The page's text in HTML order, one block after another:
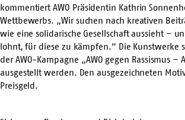
kommentiert AWO Präsidentin Kathrin
Wettbewerbs. „Wir suchen nach kreativen
wie eine solidarische Gesellschaft aussieht –
lohnt, für diese zu kämpfen.“ Die Kunstwerke
der AWO-Kampagne „AWO gegen Rassismus –
ausgestellt werden. Den ausgezeichneten
Preisgeld.